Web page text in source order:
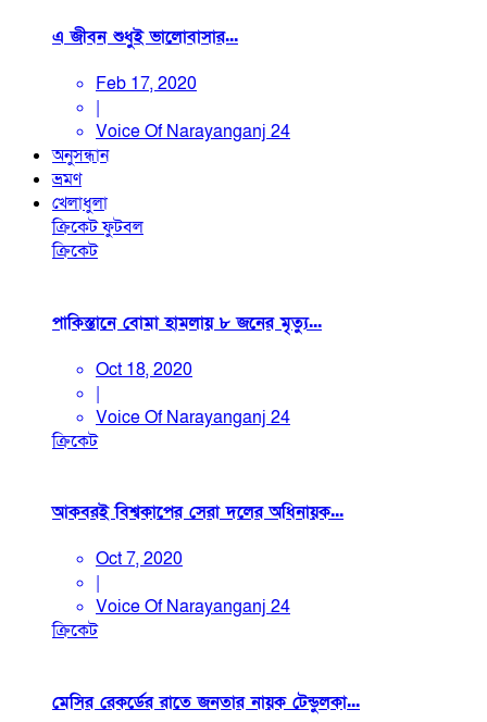
এ জীবন শুধুই ভালোবাসার...
Feb 17, 2020
|
Voice Of Narayanganj 24
অনুসন্ধান
ভ্রমণ
খেলাধুলা
ক্রিকেটফুটবল
ক্রিকেট
পাকিস্তানে বোমা হামলায় ৮ জনের মৃত্যু...
Oct 18, 2020
|
Voice Of Narayanganj 24
ক্রিকেট
আকবরই বিশ্বকাপের সেরা দলের অধিনায়ক...
Oct 7, 2020
|
Voice Of Narayanganj 24
ক্রিকেট
মেসির রেকর্ডের রাতে জনতার নায়ক টেন্ডুলকা...